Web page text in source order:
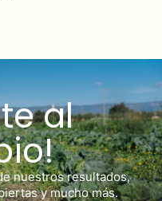
al
nuestros resultados,
y mucho más.